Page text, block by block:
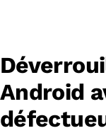
Android